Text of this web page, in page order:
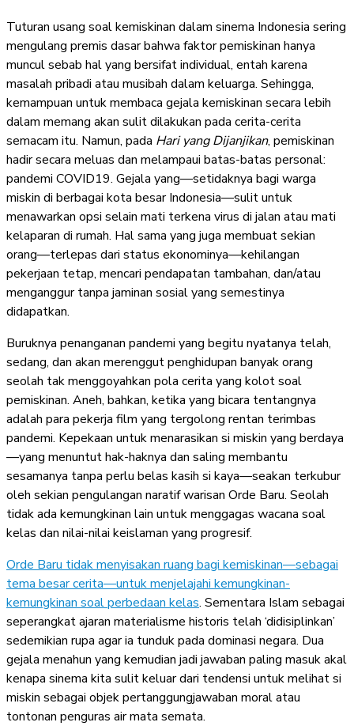
Tuturan usang soal kemiskinan dalam sinema Indonesia sering
mengulang premis dasar bahwa faktor pemiskinan hanya
muncul sebab hal yang bersifat individual, entah karena
masalah pribadi atau musibah dalam keluarga. Sehingga,
kemampuan untuk membaca gejala kemiskinan secara lebih
dalam memang akan sulit dilakukan pada cerita-cerita
semacam itu. Namun, pada Hari yang Dijanjikan, pemiskinan
hadir secara meluas dan melampaui batas-batas personal:
pandemi COVID19. Gejala yang—setidaknya bagi warga
miskin di berbagai kota besar Indonesia—sulit untuk
menawarkan opsi selain mati terkena virus di jalan atau mati
kelaparan di rumah. Hal sama yang juga membuat sekian
orang—terlepas dari status ekonominya—kehilangan
pekerjaan tetap, mencari pendapatan tambahan, dan/atau
menganggur tanpa jaminan sosial yang semestinya
didapatkan.
Buruknya penanganan pandemi yang begitu nyatanya telah,
sedang, dan akan merenggut penghidupan banyak orang
seolah tak menggoyahkan pola cerita yang kolot soal
pemiskinan. Aneh, bahkan, ketika yang bicara tentangnya
adalah para pekerja film yang tergolong rentan terimbas
pandemi. Kepekaan untuk menarasikan si miskin yang berdaya
—yang menuntut hak-haknya dan saling membantu
sesamanya tanpa perlu belas kasih si kaya—seakan terkubur
oleh sekian pengulangan naratif warisan Orde Baru. Seolah
tidak ada kemungkinan lain untuk menggagas wacana soal
kelas dan nilai-nilai keislaman yang progresif.
Orde Baru tidak menyisakan ruang bagi kemiskinan—sebagai
tema besar cerita—untuk menjelajahi kemungkinan-
kemungkinan soal perbedaan kelas. Sementara Islam sebagai
seperangkat ajaran materialisme historis telah ‘didisiplinkan’
sedemikian rupa agar ia tunduk pada dominasi negara. Dua
gejala menahun yang kemudian jadi jawaban paling masuk akal
kenapa sinema kita sulit keluar dari tendensi untuk melihat si
miskin sebagai objek pertanggungjawaban moral atau
tontonan penguras air mata semata.